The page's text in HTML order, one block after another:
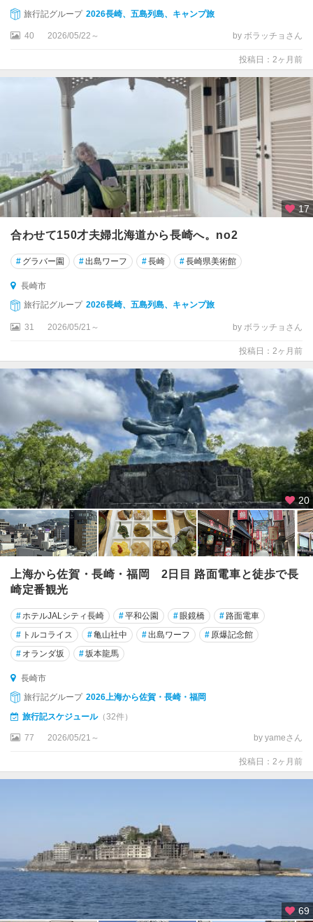
旅行記グループ 2026長崎、五島列島、キャンプ旅
40 2026/05/22～ by ボラッチョさん
投稿日：2ヶ月前
17
合わせて150才夫婦北海道から長崎へ。no2
# グラバー園 #出島ワーフ #長崎 #長崎県美術館
長崎市
旅行記グループ 2026長崎、五島列島、キャンプ旅
31 2026/05/21～ by ボラッチョさん
投稿日：2ヶ月前
20
上海から佐賀・長崎・福岡 2日目 路面電車と徒歩で長
崎定番観光
# ホテルJALシティ長崎 #平和公園 #眼鏡橋 #路面電車
# トルコライス #亀山社中 #出島ワーフ # 原爆記念館
# オランダ坂 #坂本龍馬
長崎市
旅行記グループ 2026上海から佐賀・長崎・福岡
旅行記スケジュール（32件）
77 2026/05/21～ by yameさん
投稿日：2ヶ月前
69